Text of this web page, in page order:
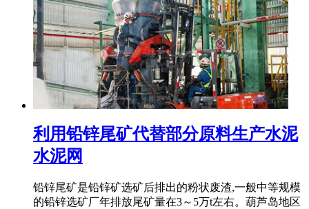
利用铅锌尾矿代替部分原料生产水泥
水泥网
铅锌尾矿是铅锌矿选矿后排出的粉状废渣,一般中等规模
的铅锌选矿厂年排放尾矿量在3～5万t左右。葫芦岛地区